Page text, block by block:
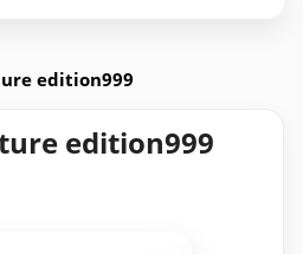
edition999
edition999